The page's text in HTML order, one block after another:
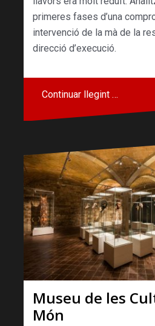
primeres fases d’una
intervenció de la mà de la
direcció d’execució.
Continuar llegint …
Museu de les
Món